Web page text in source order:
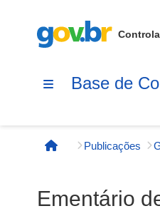
Base de
Página inicial
Publicações
Ementário